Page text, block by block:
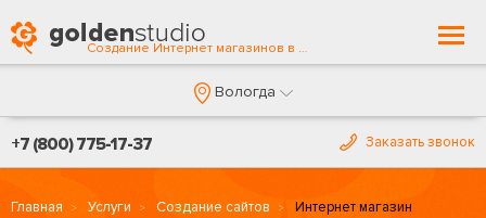
Создание Интернет магазинов в Вологде
Вологда
+7 (800) 775-17-37 Заказать звонок
Главная Услуги Создание сайтов Интернет магазин